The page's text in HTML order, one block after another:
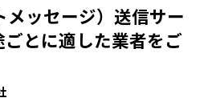
メッセージ）送信サー
とに適した業者をご